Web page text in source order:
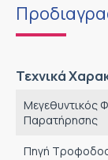
Τεχνικά
Μεγεθυντικός
Παρατήρησης
Πηγή